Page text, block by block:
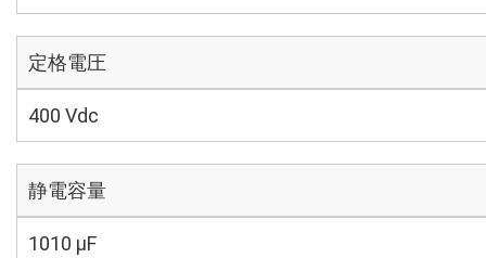
定格電圧
400 Vdc
静電容量
1010 µF